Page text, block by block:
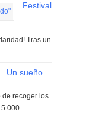
Festival
Tras un
Un sueño
de recoger los